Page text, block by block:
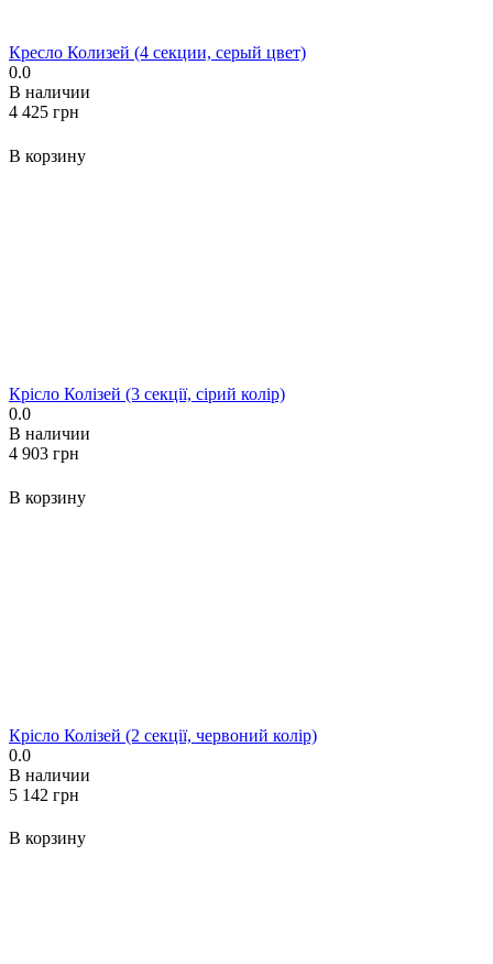
Кресло Колизей (4 секции, серый цвет)
0.0
В наличии
‍4 425‍ грн
В корзину
Крісло Колізей (3 секції, сірий колір)
0.0
В наличии
‍4 903‍ грн
В корзину
Крісло Колізей (2 секції, червоний колір)
0.0
В наличии
‍5 142‍ грн
В корзину